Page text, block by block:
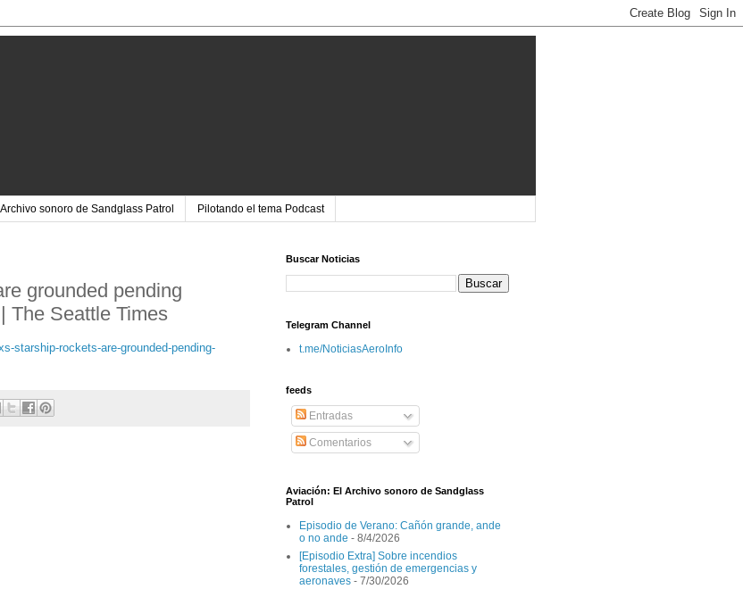
Archivo sonoro de Sandglass Patrol Pilotando el tema Podcast
grounded pending
The Seattle Times
starship-rockets-are-grounded-pending-
Buscar Noticias
Telegram Channel
t.me/NoticiasAeroInfo
feeds
Entradas
Comentarios
Aviación: El Archivo sonoro de Sandglass
Patrol
Episodio de Verano: Cañón grande, ande
o no ande - 8/4/2026
[Episodio Extra] Sobre incendios
forestales, gestión de emergencias y
aeronaves - 7/30/2026